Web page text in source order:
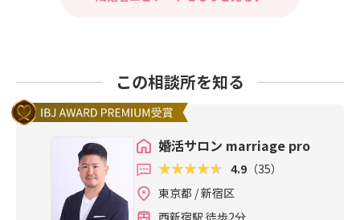
この相談所を知る
婚活サロン marriage pro
4.9（35）
東京都 / 新宿区